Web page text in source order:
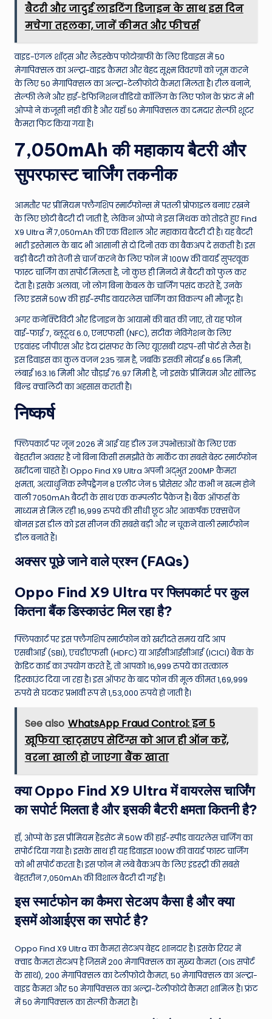
बैटरी और जादुई लाइटिंग डिजाइन के साथ इस दिन
मचेगा तहलका, जानें कीमत और फीचर्स
वाइड-एंगल शॉट्स और लैंडस्केप फोटोग्राफी के लिए डिवाइस में 50
मेगापिक्सल का अल्ट्रा-वाइड कैमरा और बेहद सूक्ष्म विवरणों को ज़ूम करने
के लिए 50 मेगापिक्सल का अल्ट्रा-टेलीफोटो कैमरा मिलता है। रील बनाने,
सेल्फी लेने और हाई-डेफिनिशन वीडियो कॉलिंग के लिए फोन के फ्रंट में भी
ओप्पो ने कंजूसी नहीं की है और यहाँ 50 मेगापिक्सल का दमदार सेल्फी शूटर
कैमरा फिट किया गया है।
7,050mAh की महाकाय बैटरी और
सुपरफास्ट चार्जिंग तकनीक
आमतौर पर प्रीमियम फ्लैगशिप स्मार्टफोन्स में पतली प्रोफाइल बनाए रखने
के लिए छोटी बैटरी दी जाती है, लेकिन ओप्पो ने इस मिथक को तोड़ते हुए Find
X9 Ultra में 7,050mAh की एक विशाल और महाकाय बैटरी दी है। यह बैटरी
भारी इस्तेमाल के बाद भी आसानी से दो दिनों तक का बैकअप दे सकती है। इस
बड़ी बैटरी को तेजी से चार्ज करने के लिए फोन में 100W की वायर्ड सुपरवूक
फास्ट चार्जिंग का सपोर्ट मिलता है, जो कुछ ही मिनटों में बैटरी को फुल कर
देता है। इसके अलावा, जो लोग बिना केबल के चार्जिंग पसंद करते हैं, उनके
लिए इसमें 50W की हाई-स्पीड वायरलेस चार्जिंग का विकल्प भी मौजूद है।
अगर कनेक्टिविटी और डिजाइन के आयामों की बात की जाए, तो यह फोन
वाई-फाई 7, ब्लूटूथ 6.0, एनएफसी (NFC), सटीक नेविगेशन के लिए
एडवांस्ड जीपीएस और डेटा ट्रांसफर के लिए यूएसबी टाइप-सी पोर्ट से लैस है।
इस डिवाइस का कुल वजन 235 ग्राम है, जबकि इसकी मोटाई 8.65 मिमी,
लंबाई 163.16 मिमी और चौड़ाई 76.97 मिमी है, जो इसके प्रीमियम और सॉलिड
बिल्ड क्वालिटी का अहसास कराती है।
निष्कर्ष
फ्लिपकार्ट पर जून 2026 में आई यह डील उन उपभोक्ताओं के लिए एक
बेहतरीन अवसर है जो बिना किसी समझौते के मार्केट का सबसे बेस्ट स्मार्टफोन
खरीदना चाहते हैं। Oppo Find X9 Ultra अपनी अद्भुत 200MP कैमरा
क्षमता, अत्याधुनिक स्नैपड्रैगन 8 एलीट जेन 5 प्रोसेसर और कभी न खत्म होने
वाली 7050mAh बैटरी के साथ एक कम्पलीट पैकेज है। बैंक ऑफर्स के
माध्यम से मिल रही 16,999 रुपये की सीधी छूट और आकर्षक एक्सचेंज
बोनस इस डील को इस सीजन की सबसे बड़ी और न चूकने वाली स्मार्टफोन
डील बनाते हैं।
अक्सर पूछे जाने वाले प्रश्न (FAQs)
Oppo Find X9 Ultra पर फ्लिपकार्ट पर कुल
कितना बैंक डिस्काउंट मिल रहा है?
फ्लिपकार्ट पर इस फ्लैगशिप स्मार्टफोन को खरीदते समय यदि आप
एसबीआई (SBI), एचडीएफसी (HDFC) या आईसीआईसीआई (ICICI) बैंक के
क्रेडिट कार्ड का उपयोग करते हैं, तो आपको 16,999 रुपये का तत्काल
डिस्काउंट दिया जा रहा है। इस ऑफर के बाद फोन की मूल कीमत 1,69,999
रुपये से घटकर प्रभावी रूप से 1,53,000 रुपये हो जाती है।
See also WhatsApp Fraud Control: इन 5
खूफिया व्हाट्सएप सेटिंग्स को आज ही ऑन करें,
वरना खाली हो जाएगा बैंक खाता
क्या Oppo Find X9 Ultra में वायरलेस चार्जिंग
का सपोर्ट मिलता है और इसकी बैटरी क्षमता कितनी है?
हाँ, ओप्पो के इस प्रीमियम हैंडसेट में 50W की हाई-स्पीड वायरलेस चार्जिंग का
सपोर्ट दिया गया है। इसके साथ ही यह डिवाइस 100W की वायर्ड फास्ट चार्जिंग
को भी सपोर्ट करता है। इस फोन में लंबे बैकअप के लिए इंडस्ट्री की सबसे
बेहतरीन 7,050mAh की विशाल बैटरी दी गई है।
इस स्मार्टफोन का कैमरा सेटअप कैसा है और क्या
इसमें ओआईएस का सपोर्ट है?
Oppo Find X9 Ultra का कैमरा सेटअप बेहद शानदार है। इसके रियर में
क्वाड कैमरा सेटअप है जिसमें 200 मेगापिक्सल का मुख्य कैमरा (OIS सपोर्ट
के साथ), 200 मेगापिक्सल का टेलीफोटो कैमरा, 50 मेगापिक्सल का अल्ट्रा-
वाइड कैमरा और 50 मेगापिक्सल का अल्ट्रा-टेलीफोटो कैमरा शामिल है। फ्रंट
में 50 मेगापिक्सल का सेल्फी कैमरा है।